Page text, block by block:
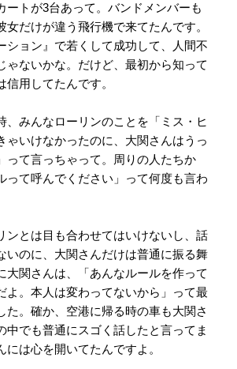
ートが3台あって。バンドメンバーも
女だけが違う飛行機で来てたんです。
ション』で若くして成功して、人間不
ゃないかな。だけど、最初から知って
信用してたんです。
みんなローリンのことを「ミス・ヒ
ゃいけなかったのに、大関さんはうっ
って言っちゃって。周りの人たちか
って呼んでください」って何度も言わ
とは目も合わせてはいけないし、話
いのに、大関さんだけは普通に振る舞
大関さんは、「あんなルールを作って
よ。本人は変わってないから」って最
た。確か、空港に帰る時の車も大関さ
中でも普通にスゴく話したと言ってま
には心を開いてたんですよ。